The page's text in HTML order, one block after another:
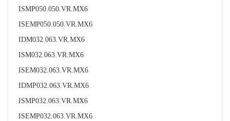
ISMP050.050.VR.MX6
ISEMP050.050.VR.MX6
IDM032.063.VR.MX6
ISM032.063.VR.MX6
ISEM032.063.VR.MX6
IDMP032.063.VR.MX6
ISMP032.063.VR.MX6
ISEMP032.063.VR.MX6